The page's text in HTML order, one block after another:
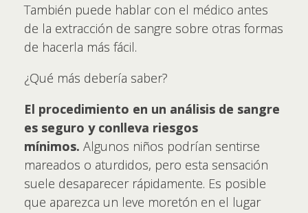
También puede hablar con el médico antes
de la extracción de sangre sobre otras formas
de hacerla más fácil.
¿Qué más debería saber?
El procedimiento en un análisis de sangre
es seguro y conlleva riesgos
mínimos. Algunos niños podrían sentirse
mareados o aturdidos, pero esta sensación
suele desaparecer rápidamente. Es posible
que aparezca un leve moretón en el lugar